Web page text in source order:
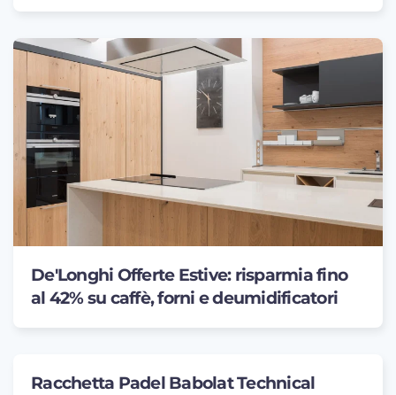
De'Longhi Offerte Estive: risparmia fino
al 42% su caffè, forni e deumidificatori
Racchetta Padel Babolat Technical